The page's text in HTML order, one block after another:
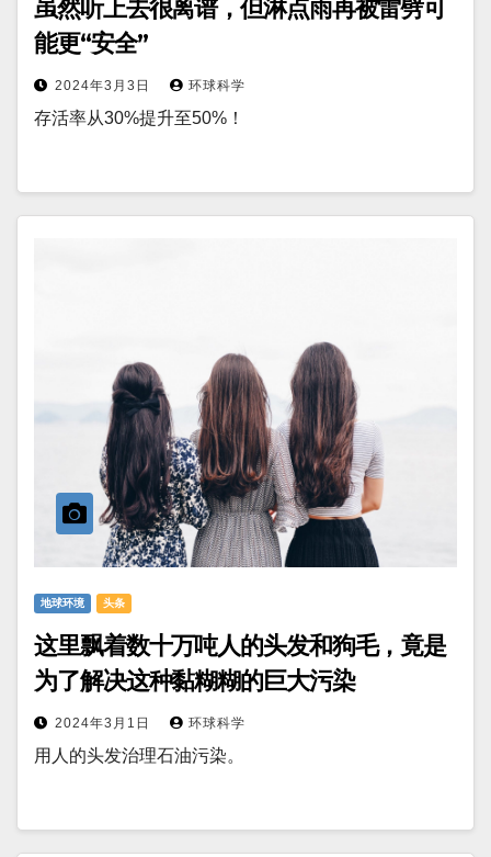
虽然听上去很离谱，但淋点雨再被雷劈可
能更“安全”
2024年3月3日 环球科学
存活率从30%提升至50%！
地球环境 头条
这里飘着数十万吨人的头发和狗毛，竟是
为了解决这种黏糊糊的巨大污染
2024年3月1日 环球科学
用人的头发治理石油污染。